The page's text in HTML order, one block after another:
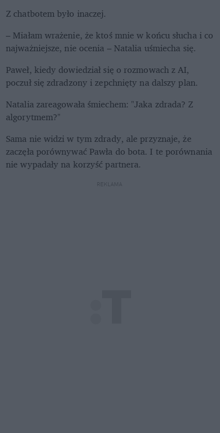
Z chatbotem było inaczej.
– Miałam wrażenie, że ktoś mnie w końcu słucha i co
najważniejsze, nie ocenia – Natalia uśmiecha się.
Paweł, kiedy dowiedział się o rozmowach z AI,
poczuł się zdradzony i zepchnięty na dalszy plan.
Natalia zareagowała śmiechem: "Jaka zdrada? Z
algorytmem?"
Sama nie widzi w tym zdrady, ale przyznaje, że
zaczęła porównywać Pawła do bota. I te porównania
nie wypadały na korzyść partnera.
REKLAMA